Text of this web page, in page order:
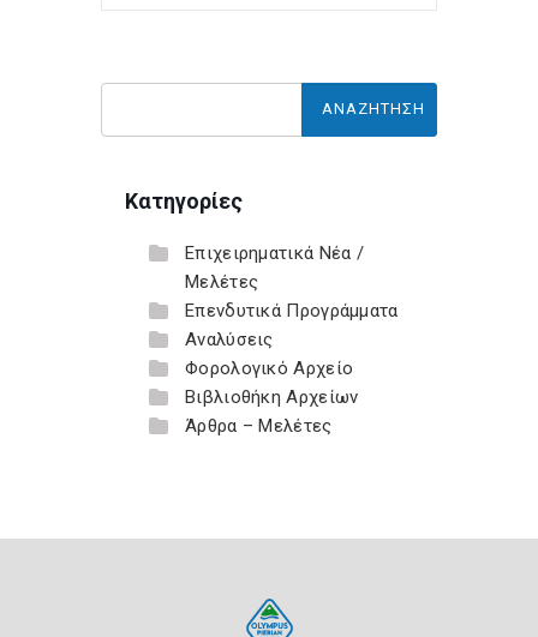
Κατηγορίες
Επιχειρηματικά Νέα /
Μελέτες
Επενδυτικά Προγράμματα
Αναλύσεις
Φορολογικό Αρχείο
Βιβλιοθήκη Αρχείων
Άρθρα – Μελέτες